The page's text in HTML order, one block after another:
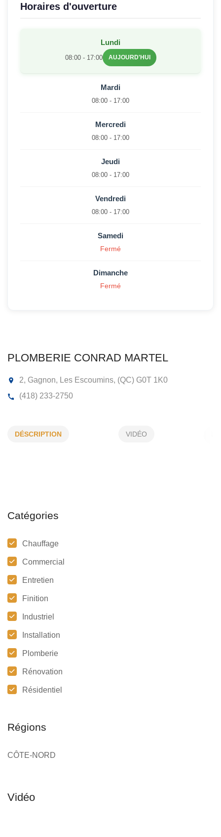
PLOMBERIE CONRAD MARTEL
DÉSCRIPTION VIDÉO
Catégories
Chauffage
Commercial
Entretien
Finition
Industriel
Installation
Plomberie
Rénovation
Résidentiel
Régions
CÔTE-NORD
Horaires d'ouverture
Lundi
08:00 - 17:00 AUJOURD'HUI
Mardi
08:00 - 17:00
Mercredi
08:00 - 17:00
Jeudi
08:00 - 17:00
Vendredi
08:00 - 17:00
Samedi
Fermé
Dimanche
Fermé